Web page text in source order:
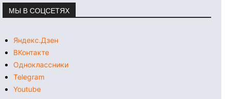
МЫ В СОЦСЕТЯХ
Яндекс.Дзен
ВКонтакте
Одноклассники
Telegram
Youtube